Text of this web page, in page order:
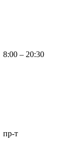
8:00 – 20:30
пр-т